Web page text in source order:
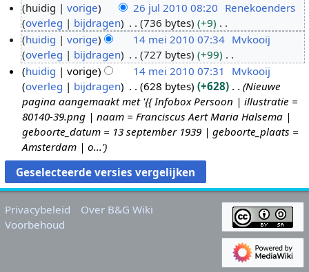
6
u
huidig vorige 26 jul 2010 08:20 Renekoenders
overleg
bijdragen 736 bytes
+9
G
e
e
n
b
e
w
e
r
k
i
4
0
huidig vorige 14 mei 2010 07:34 Mvkooij
overleg
bijdragen 727 bytes
+99
G
e
e
n
b
e
w
e
r
k
i
huidig vorige 14 mei 2010 07:31
Mvkooij
overleg
bijdragen 628 bytes +628
Nieuwe
pagina aangemaakt met '{{ Infobox Persoon | illustratie =
80140-39.png‎ | naam = Franciscus Aert Maria Halsema |
geboorte_datum = 13 september 1939 | geboorte_plaats =
Amsterdam | o...'
Privacybeleid
Over B&G Wiki
Voorbehoud